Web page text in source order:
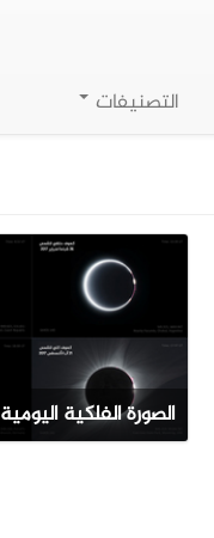
التصنيفات
الصورة الفلكية اليومية